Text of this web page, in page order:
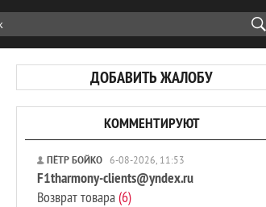
ДОБАВИТЬ ЖАЛОБУ
КОММЕНТИРУЮТ
ПЁТР БОЙКО 6-08-2026, 11:53
F1tharmony-clients@yndex.ru
Возврат товара(6)